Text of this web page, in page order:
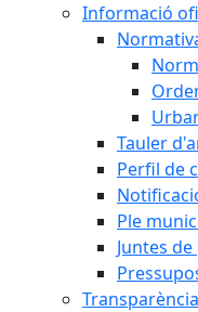
Informació
Tauler
Perfil de
Ple
Juntes
Transparència